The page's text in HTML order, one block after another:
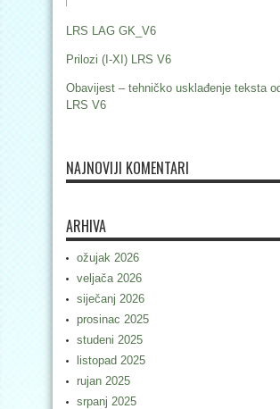
LRS LAG GK_V6
Prilozi (I-XI) LRS V6
Obavijest – tehničko usklađenje teksta
LRS V6
NAJNOVIJI KOMENTARI
ARHIVA
ožujak 2026
veljača 2026
siječanj 2026
prosinac 2025
studeni 2025
listopad 2025
rujan 2025
srpanj 2025